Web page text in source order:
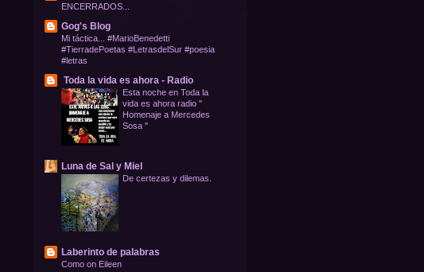
ENCERRADOS...
Gog's Blog
Mi táctica... #MarioBenedetti
#TierradePoetas #LetrasdelSur #poesia
#letras
Toda la vida es ahora - Radio
Esta noche en Toda la
vida es ahora radio "
Homenaje a Mercedes
Sosa "
Luna de Sal y Miel
De certezas y dilemas.
Laberinto de palabras
Como on Eileen